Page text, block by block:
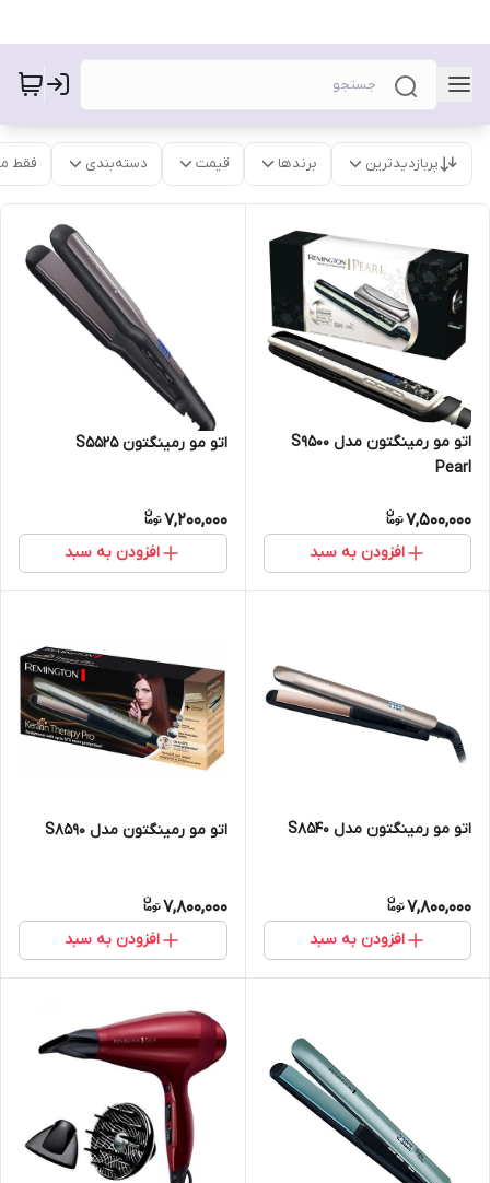
پربازدیدترین برندها قیمت دسته‌بندی فقط
اتو مو رمینگتون مدل S9500
Pearl
7,500,000
افزودن به سبد
اتو مو رمینگتون S5525
7,200,000
افزودن به سبد
اتو مو رمینگتون مدل S8540
7,800,000
افزودن به سبد
اتو مو رمینگتون مدل S8590
7,800,000
افزودن به سبد